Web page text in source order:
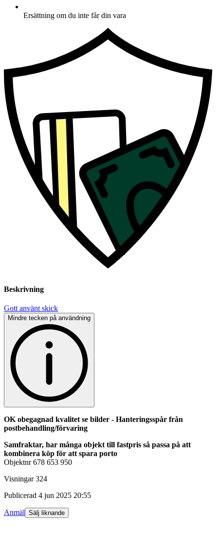
Ersättning om du inte får din vara
Beskrivning
Gott använt skick
Mindre tecken på användning
OK obegagnad kvalitet se bilder - Hanteringsspår från
postbehandling/förvaring
Samfraktar, har många objekt till fastpris så passa på att
kombinera köp för att spara porto
Objektnr 678 653 950
Visningar 324
Publicerad 4 jun 2025 20:55
Anmäl Sälj liknande